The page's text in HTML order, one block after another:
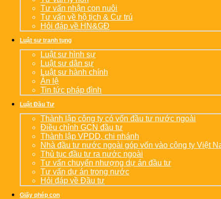
Tư vấn nhận con nuôi
Tư vấn về hộ tịch & Cư trú
Hỏi đáp về HN&GĐ
Luật sư tranh tụng
Luật sư hình sự
Luật sư dân sự
Luật sư hành chính
Án lệ
Tin tức pháp đình
Luật Đầu Tư
Thành lập công ty có vốn đầu tư nước ngoài
Điều chỉnh GCN đầu tư
Thành lập VPDD, chi nhánh
Nhà đầu tư nước ngoài góp vốn vào công ty Việt
Thủ tục đầu tư ra nước ngoài
Tư vấn chuyển nhượng dự án đầu tư
Tư vấn dự án trong nước
Hỏi đáp về Đầu tư
Giấy phép con